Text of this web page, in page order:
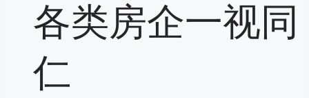
各类房企一视同
仁